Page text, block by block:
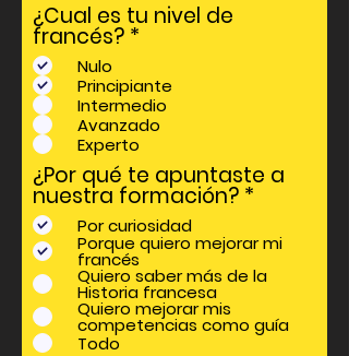
¿Cual es tu nivel de
francés? *
l
i
g
a
o
i
r
e
Nulo
Principiante
Intermedio
Avanzado
Experto
¿Por qué te apuntaste a
nuestra formación? *
l
i
g
t
o
Por curiosidad
Porque quiero mejorar mi
francés
Quiero saber más de la
Historia francesa
Quiero mejorar mis
competencias como guía
Todo